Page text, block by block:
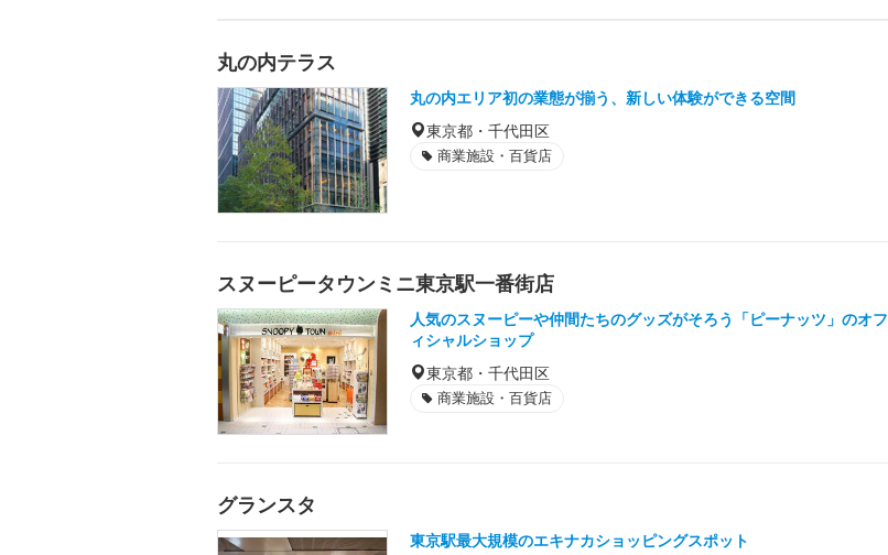
丸の内テラス
丸の内エリア初の業態が揃う、新しい体験ができる空間
東京都・千代田区
商業施設・百貨店
スヌーピータウンミニ東京駅一番街店
人気のスヌーピーや仲間たちのグッズがそろう「ピーナッツ」のオフ
ィシャルショップ
東京都・千代田区
商業施設・百貨店
グランスタ
東京駅最大規模のエキナカショッピングスポット